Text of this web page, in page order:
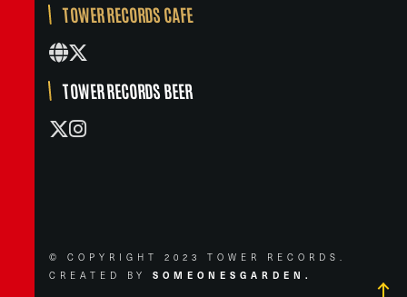
TOWER RECORDS CAFE
TOWER RECORDS BEER
© COPYRIGHT 2023 TOWER RECORDS.
CREATED BY SOMEONESGARDEN.